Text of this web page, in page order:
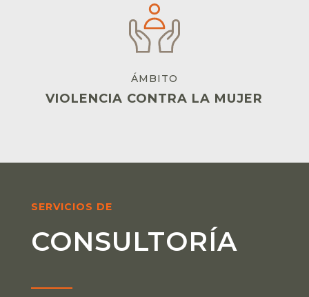
ÁMBITO
VIOLENCIA CONTRA LA MUJER
SERVICIOS DE
CONSULTORÍA